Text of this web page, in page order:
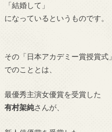
「結婚して」
になっているというものです。
その「日本アカデミー賞授賞式」
でのこととは、
最優秀主演女優賞を受賞した
有村架純さんが、